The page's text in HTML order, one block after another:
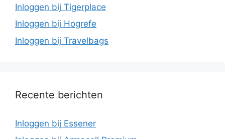
Inloggen bij Tigerplace
Inloggen bij Hogrefe
Inloggen bij Travelbags
Recente berichten
Inloggen bij Essener